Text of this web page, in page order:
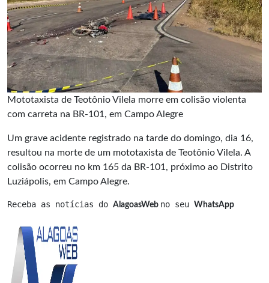
Mototaxista de Teotônio Vilela morre em colisão violenta
com carreta na BR-101, em Campo Alegre
Um grave acidente registrado na tarde do domingo, dia 16,
resultou na morte de um mototaxista de Teotônio Vilela. A
colisão ocorreu no km 165 da BR-101, próximo ao Distrito
Luziápolis, em Campo Alegre.
Receba as notícias do AlagoasWeb no seu WhatsApp